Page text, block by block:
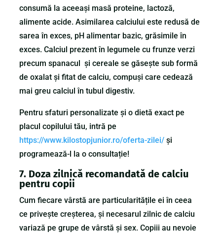
consumă la aceeași masă proteine, lactoză,
alimente acide. Asimilarea calciului este redusă de
sarea în exces, pH alimentar bazic, grăsimile în
exces. Calciul prezent în legumele cu frunze verzi
precum spanacul și cereale se găsește sub formă
de oxalat și fitat de calciu, compuși care cedează
mai greu calciul în tubul digestiv.
Pentru sfaturi personalizate și o dietă exact pe
placul copilului tău, intră pe
https://www.kilostopjunior.ro/oferta-zilei/ și
programează-l la o consultație!
7. Doza zilnică recomandată de calciu
pentru copii
Cum fiecare vârstă are particularitățile ei în ceea
ce privește creșterea, și necesarul zilnic de calciu
variază pe grupe de vârstă și sex. Copiii au nevoie